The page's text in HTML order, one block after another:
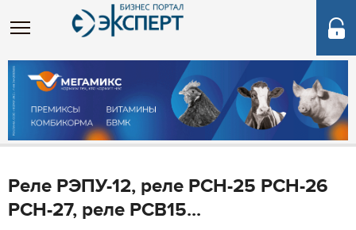
Реле РЭПУ-12, реле РСН-25 РСН-26
РСН-27, реле РСВ15...